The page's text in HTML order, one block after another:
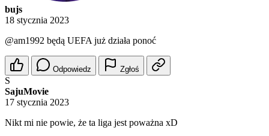
bujs
18 stycznia 2023
@am1992 będą UEFA już działa ponoć
Odpowiedz Zgłoś
S
SajuMovie
17 stycznia 2023
Nikt mi nie powie, że ta liga jest poważna xD